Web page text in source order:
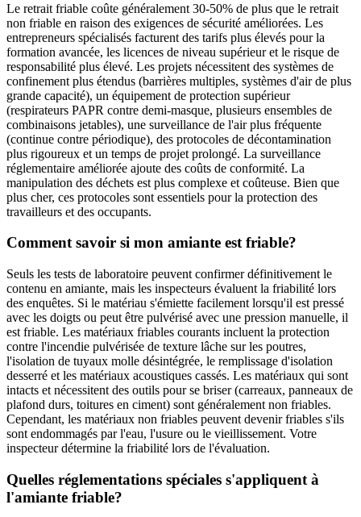
Le retrait friable coûte généralement 30-50% de plus que le retrait
non friable en raison des exigences de sécurité améliorées. Les
entrepreneurs spécialisés facturent des tarifs plus élevés pour la
formation avancée, les licences de niveau supérieur et le risque de
responsabilité plus élevé. Les projets nécessitent des systèmes de
confinement plus étendus (barrières multiples, systèmes d'air de plus
grande capacité), un équipement de protection supérieur
(respirateurs PAPR contre demi-masque, plusieurs ensembles de
combinaisons jetables), une surveillance de l'air plus fréquente
(continue contre périodique), des protocoles de décontamination
plus rigoureux et un temps de projet prolongé. La surveillance
réglementaire améliorée ajoute des coûts de conformité. La
manipulation des déchets est plus complexe et coûteuse. Bien que
plus cher, ces protocoles sont essentiels pour la protection des
travailleurs et des occupants.
Comment savoir si mon amiante est friable?
Seuls les tests de laboratoire peuvent confirmer définitivement le
contenu en amiante, mais les inspecteurs évaluent la friabilité lors
des enquêtes. Si le matériau s'émiette facilement lorsqu'il est pressé
avec les doigts ou peut être pulvérisé avec une pression manuelle, il
est friable. Les matériaux friables courants incluent la protection
contre l'incendie pulvérisée de texture lâche sur les poutres,
l'isolation de tuyaux molle désintégrée, le remplissage d'isolation
desserré et les matériaux acoustiques cassés. Les matériaux qui sont
intacts et nécessitent des outils pour se briser (carreaux, panneaux de
plafond durs, toitures en ciment) sont généralement non friables.
Cependant, les matériaux non friables peuvent devenir friables s'ils
sont endommagés par l'eau, l'usure ou le vieillissement. Votre
inspecteur détermine la friabilité lors de l'évaluation.
Quelles réglementations spéciales s'appliquent à
l'amiante friable?